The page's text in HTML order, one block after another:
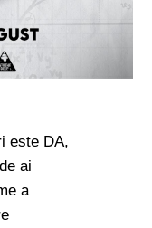
este DA,
ai
a